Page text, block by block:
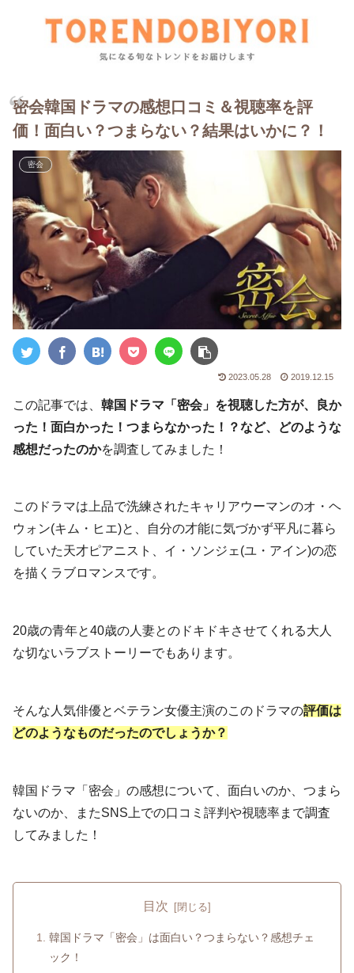
密会韓国ドラマの感想口コミ＆視聴率を評
価！面白い？つまらない？結果はいかに？！
密会
2023.05.28 2019.12.15
この記事では、 韓国ドラマ「密会」を視聴した方が、良か
った！面白かった！つまらなかった！？など、どのような
感想だったのかを調査してみました！
このドラマは上品で洗練されたキャリアウーマンのオ・ヘ
ウォン(キム・ヒエ)と、自分の才能に気づかず平凡に暮ら
していた天才ピアニスト、イ・ソンジェ(ユ・アイン)の恋
を描くラブロマンスです。
20歳の青年と40歳の人妻とのドキドキさせてくれる大人
な切ないラブストーリーでもあります。
そんな人気俳優とベテラン女優主演のこのドラマの評価は
どのようなものだったのでしょうか？
韓国ドラマ「密会」の感想について、面白いのか、つまら
ないのか、またSNS上での口コミ評判や視聴率まで調査
してみました！
目次
韓国ドラマ「密会」は面白い？つまらない？感想チェ
ック！